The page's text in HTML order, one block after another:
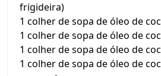
frigideira)
1 colher de sopa de óleo de
1 colher de sopa de óleo de
1 colher de sopa de óleo de
1 colher de sopa de óleo de